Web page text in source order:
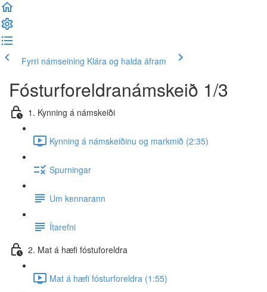
Fyrri námseining Klára og halda áfram
Fósturforeldranámskeið 1/3
1. Kynning á námskeiði
Kynning á námskeiðinu og markmið (2:35)
Spurningar
Um kennarann
Ítarefni
2. Mat á hæfi fóstuforeldra
Mat á hæfi fósturforeldra (1:55)